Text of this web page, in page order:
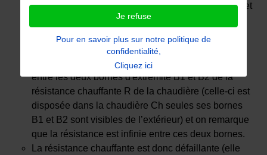
Lorsqu'on branche le balai à vapeur sur le secteur et
que l'on appuie sur le bouton marche afin que le
balai délivre de la vapeur, aucune vapeur ne sort
Après démontage on réalise un test de continuité
entre les deux bornes d'extrémité B1 et B2 de la
résistance chauffante R de la chaudière (celle-ci est
disposée dans la chaudière Ch seules ses bornes
B1 et B2 sont visibles de l’extérieur) et on remarque
que la résistance est infinie entre ces deux bornes.
La résistance chauffante est donc défaillante (elle
Je refuse
Pour en savoir plus sur notre politique de
confidentialité,
Cliquez ici